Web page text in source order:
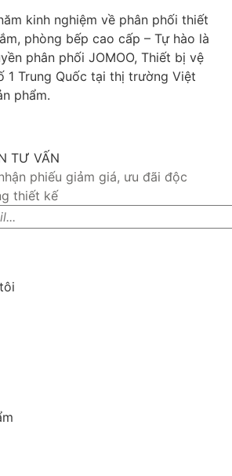
kinh nghiệm về phân phối thiết
phòng bếp cao cấp – Tự hào là
phân phối JOMOO, Thiết bị vệ
1 Trung Quốc tại thị trường Việt
phẩm.
TƯ VẤN
phiếu giảm giá, ưu đãi độc
thiết kế